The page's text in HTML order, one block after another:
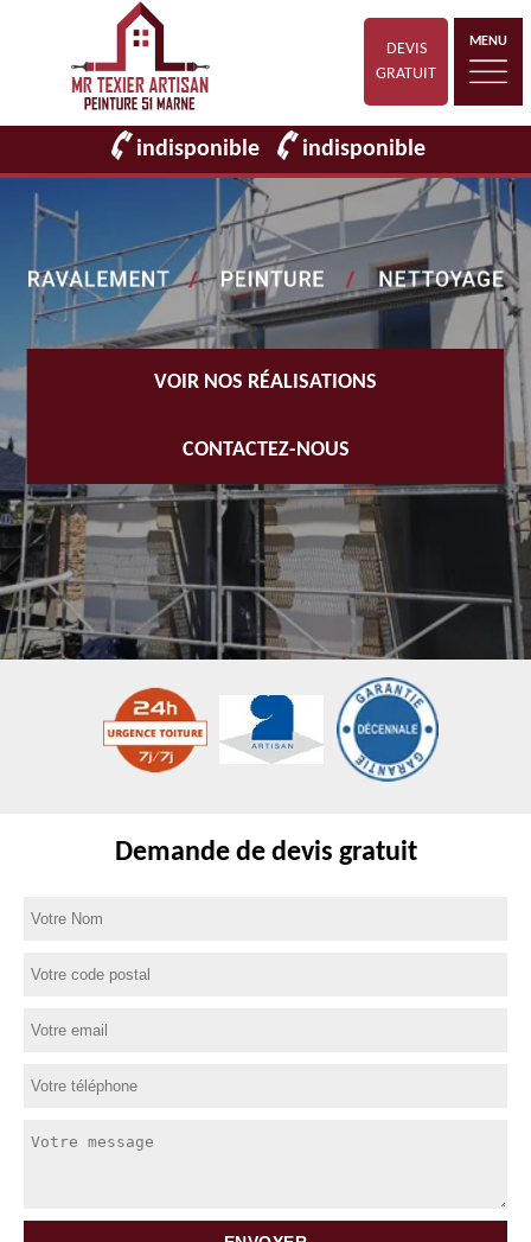
DEVIS
GRATUIT
MENU
indisponible indisponible
VOIR NOS RÉALISATIONS
CONTACTEZ-NOUS
Demande de devis gratuit